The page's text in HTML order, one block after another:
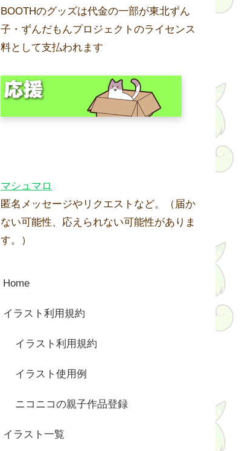
BOOTHのグッズは代金の一部が東北ずん
子・ずんだもんプロジェクトのライセンス
料として支払われます
マシュマロ
匿名メッセージやリクエストなど。（届か
ない可能性、応えられない可能性がありま
す。）
Home
イラスト利用規約
イラスト利用規約
イラスト使用例
ニコニコの親子作品登録
イラスト一覧